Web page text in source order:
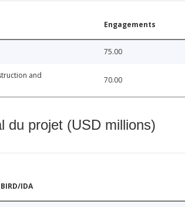
Engagements
75.00
and
70.00
du projet (USD millions)
BIRD/IDA